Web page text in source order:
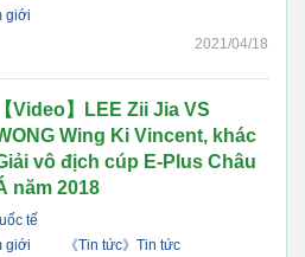
giới
2021/04/18
【Video】LEE Zii Jia VS
Wing Ki Vincent, khác
vô địch cúp E-Plus Châu
năm 2018
tế
giới
《Tin tức》Tin tức